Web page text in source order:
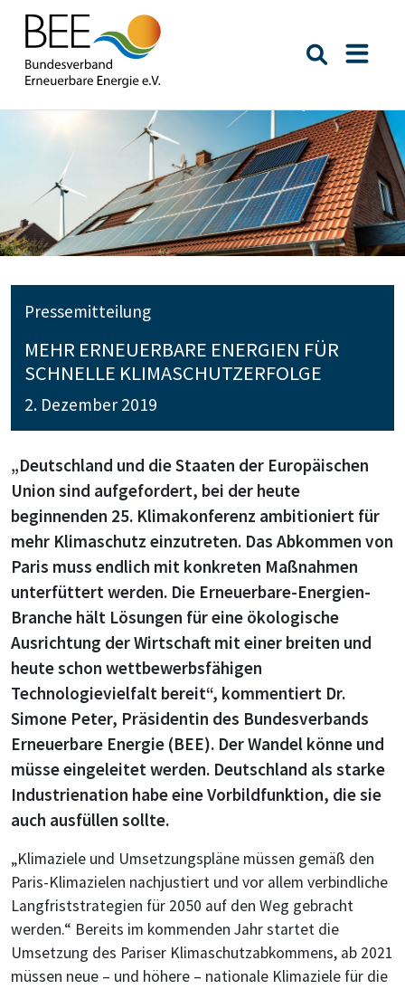
Suche
Pressemitteilung
MEHR ERNEUERBARE ENERGIEN FÜR
SCHNELLE KLIMASCHUTZERFOLGE
2. Dezember 2019
„Deutschland und die Staaten der Europäischen
Union sind aufgefordert, bei der heute
beginnenden 25. Klimakonferenz ambitioniert für
mehr Klimaschutz einzutreten. Das Abkommen von
Paris muss endlich mit konkreten Maßnahmen
unterfüttert werden. Die Erneuerbare-Energien-
Branche hält Lösungen für eine ökologische
Ausrichtung der Wirtschaft mit einer breiten und
heute schon wettbewerbsfähigen
Technologievielfalt bereit“, kommentiert Dr.
Simone Peter, Präsidentin des Bundesverbands
Erneuerbare Energie (BEE). Der Wandel könne und
müsse eingeleitet werden. Deutschland als starke
Industrienation habe eine Vorbildfunktion, die sie
auch ausfüllen sollte.
„Klimaziele und Umsetzungspläne müssen gemäß den
Paris-Klimazielen nachjustiert und vor allem verbindliche
Langfriststrategien für 2050 auf den Weg gebracht
werden.“ Bereits im kommenden Jahr startet die
Umsetzung des Pariser Klimaschutzabkommens, ab 2021
müssen neue – und höhere – nationale Klimaziele für die